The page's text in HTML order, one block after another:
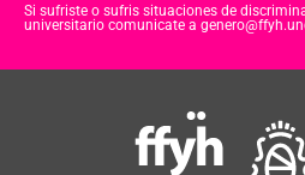
Si sufriste o sufris situaciones de
universitario comunicate a